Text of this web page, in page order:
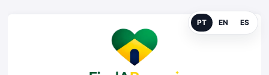
PT EN ES